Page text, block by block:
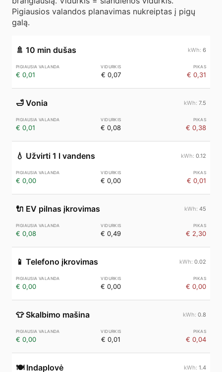
Pigiausios valandos planavimas nukreiptas į pigų
galą.
🚿 10 min dušas 6
€ 0,01 € 0,07 € 0,31
🛁 Vonia 7.5
€ 0,01 € 0,08 € 0,38
💧 Užvirti 1 l vandens 0.12
€ 0,00 € 0,00 € 0,01
🔌 EV pilnas įkrovimas 45
€ 0,08 € 0,49 € 2,30
📱 Telefono įkrovimas 0.02
€ 0,00 € 0,00 € 0,00
👕 Skalbimo mašina 0.8
€ 0,00 € 0,01 € 0,04
🍽️ Indaplovė 1.4